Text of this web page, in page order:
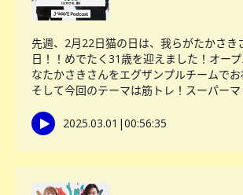
先週、2月22日猫の日は、我らがたかさき
日！！めでたく31歳を迎えました！オー
なたかさきさんをエグザンプルチームでお
そして今回のテーマは筋トレ！スーパーマ
2025.03.01 |00:56:35